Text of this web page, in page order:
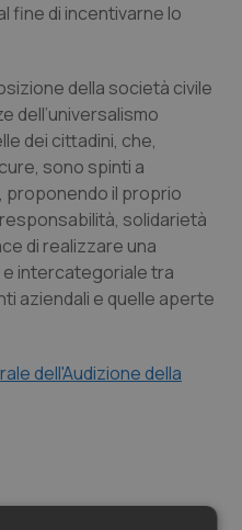
fine di incentivarne lo
della società civile
dell’universalismo
dei cittadini, che,
sono spinti a
il proprio
solidarietà
di realizzare una
intercategoriale tra
aziendali e quelle aperte
dell'Audizione della